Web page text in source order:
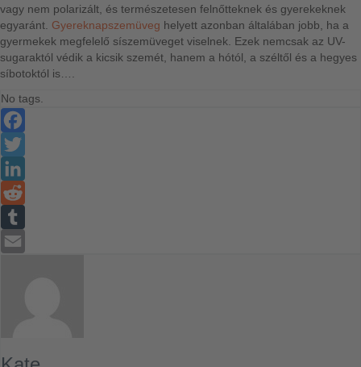
vagy nem polarizált, és természetesen felnőtteknek és gyerekeknek
egyaránt. Gyereknapszemüveg helyett azonban általában jobb, ha a
gyermekek megfelelő síszemüveget viselnek. Ezek nemcsak az UV-
sugaraktól védik a kicsik szemét, hanem a hótól, a széltől és a hegyes
síbotoktól is….
No tags.
Facebook
Twitter
LinkedIn
Reddit
Tumblr